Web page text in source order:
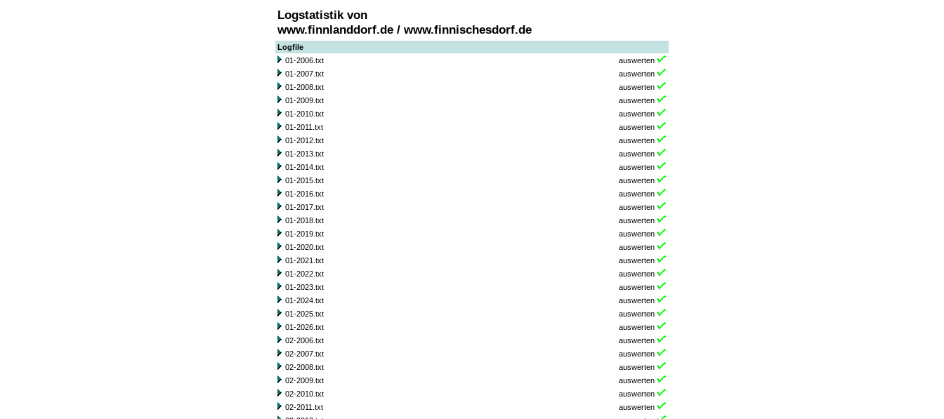
Logstatistik von
www.finnlanddorf.de / www.finnischesdorf.de
Logfile
01-2006.txt
auswerten
01-2007.txt
auswerten
01-2008.txt
auswerten
01-2009.txt
auswerten
01-2010.txt
auswerten
01-2011.txt
auswerten
01-2012.txt
auswerten
01-2013.txt
auswerten
01-2014.txt
auswerten
01-2015.txt
auswerten
01-2016.txt
auswerten
01-2017.txt
auswerten
01-2018.txt
auswerten
01-2019.txt
auswerten
01-2020.txt
auswerten
01-2021.txt
auswerten
01-2022.txt
auswerten
01-2023.txt
auswerten
01-2024.txt
auswerten
01-2025.txt
auswerten
01-2026.txt
auswerten
02-2006.txt
auswerten
02-2007.txt
auswerten
02-2008.txt
auswerten
02-2009.txt
auswerten
02-2010.txt
auswerten
02-2011.txt
auswerten